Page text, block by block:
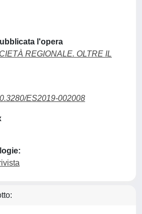
l'opera
REGIONALE. OLTRE IL
ES2019-002008